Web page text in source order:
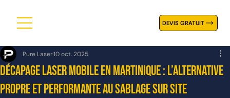
DEVIS GRATUIT
Décapage laser mobile en Martinique : l’alternative
propre et performante au sablage sur site
Pure Laser10 oct. 2025